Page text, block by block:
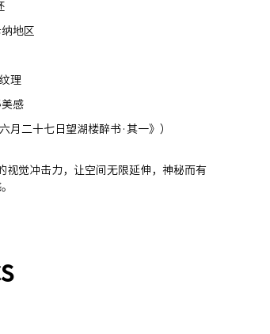
地区
理
感
月二十七日望湖楼醉书·其一》）
视觉冲击力，让空间无限延伸，神秘而有